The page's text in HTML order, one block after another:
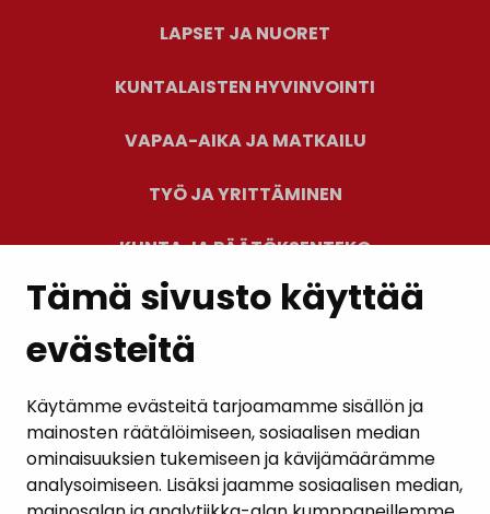
Tämä sivusto käyttää
evästeitä
Käytämme evästeitä tarjoamamme sisällön ja
mainosten räätälöimiseen, sosiaalisen median
ominaisuuksien tukemiseen ja kävijämäärämme
analysoimiseen. Lisäksi jaamme sosiaalisen median,
LAPSET JA NUORET
KUNTALAISTEN HYVINVOINTI
VAPAA-AIKA JA MATKAILU
TYÖ JA YRITTÄMINEN
KUNTA JA PÄÄTÖKSENTEKO
AJANKOHTAISET
YHTEYSTIEDOT